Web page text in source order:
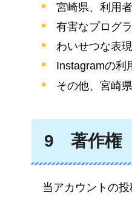
宮崎県、利用
有害なプログ
わいせつな表
Instagramの利
その他、宮崎
9 著作権
当アカウントの